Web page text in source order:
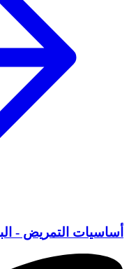
أساسيات التمريض -